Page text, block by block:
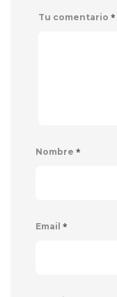
Tu comentario *
Nombre *
Email *